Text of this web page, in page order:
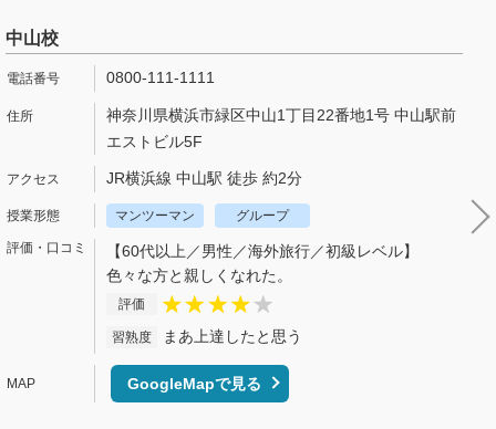
中山校
0800-111-1111
神奈川県横浜市緑区中山1丁目22番地1号 中山駅前
エストビル5F
JR横浜線 中山駅 徒歩 約2分
マンツーマン グループ
【60代以上／男性／海外旅行／初級レベル】
色々な方と親しくなれた。
評価
習熟度 まあ上達したと思う
GoogleMapで見る